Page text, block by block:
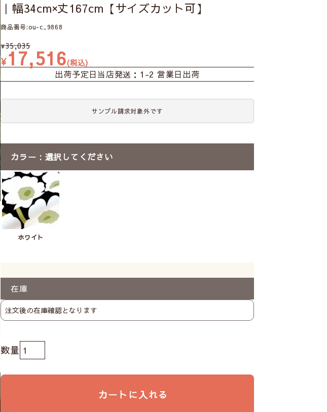
｜幅34cm×丈167cm【サイズカット可】
商品番号 ou-c_9868
¥35,035
¥17,516 税込
出荷予定日当店発送：1-2 営業日出荷
サンプル請求対象外です
カラー 選択してください
ホワイト
在庫
カートに入れる